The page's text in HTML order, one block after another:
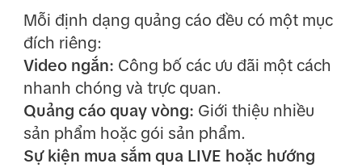
Mỗi định dạng quảng cáo đều có một mục
đích riêng:
Video ngắn: Công bố các ưu đãi một cách
nhanh chóng và trực quan.
Quảng cáo quay vòng: Giới thiệu nhiều
sản phẩm hoặc gói sản phẩm.
Sự kiện mua sắm qua LIVE hoặc hướng